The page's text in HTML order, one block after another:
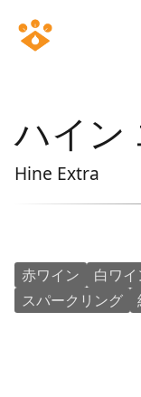
ハイン
Hine Extra
赤ワイン 白ワイ
スパークリング